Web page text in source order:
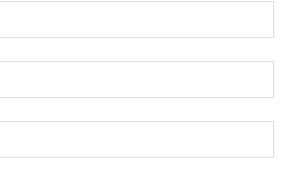
:*
:*
: